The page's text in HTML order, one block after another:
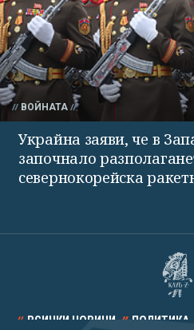
ВОЙНАТА
Украйна заяви, че в
започнало
севернокорейска
ВСИЧКИ НОВИНИ ПОЛИТИКА